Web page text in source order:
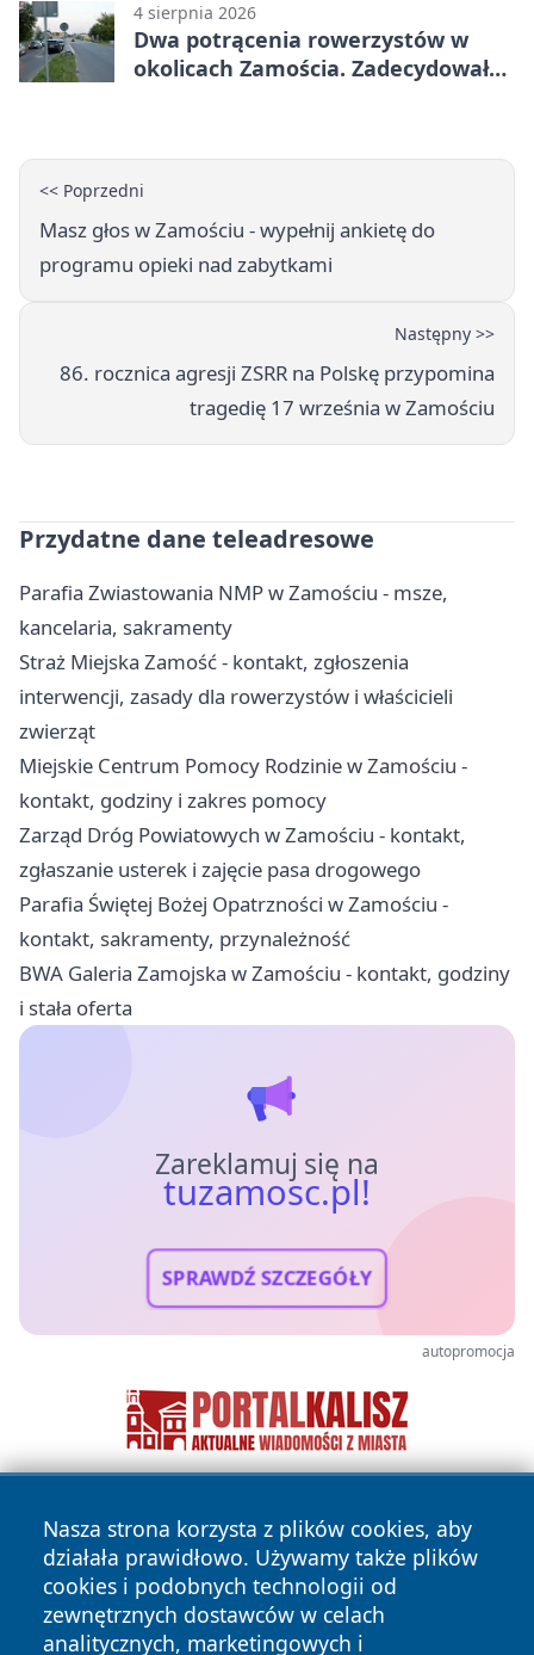
4 sierpnia 2026
Dwa potrącenia rowerzystów w
okolicach Zamościa. Zadecydowało
<< Poprzedni
Masz głos w Zamościu - wypełnij ankietę do
programu opieki nad zabytkami
Następny >>
86. rocznica agresji ZSRR na Polskę przypomina
tragedię 17 września w Zamościu
Przydatne dane teleadresowe
Parafia Zwiastowania NMP w Zamościu - msze,
kancelaria, sakramenty
Straż Miejska Zamość - kontakt, zgłoszenia
interwencji, zasady dla rowerzystów i właścicieli
zwierząt
Miejskie Centrum Pomocy Rodzinie w Zamościu -
kontakt, godziny i zakres pomocy
Zarząd Dróg Powiatowych w Zamościu - kontakt,
zgłaszanie usterek i zajęcie pasa drogowego
Parafia Świętej Bożej Opatrzności w Zamościu -
kontakt, sakramenty, przynależność
BWA Galeria Zamojska w Zamościu - kontakt, godziny
i stała oferta
Zareklamuj się na
tuzamosc.pl!
SPRAWDŹ SZCZEGÓŁY
autopromocja
Nasza strona korzysta z plików cookies, aby
działała prawidłowo. Używamy także plików
cookies i podobnych technologii od
zewnętrznych dostawców w celach
analitycznych, marketingowych i
Copyright © 2026 tuzamosc.pl Wszystkie prawa zastrzeżone.